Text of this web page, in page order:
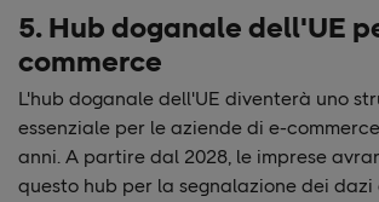
5. Hub doganale dell'UE
commerce
L'hub doganale dell'UE diventerà uno
essenziale per le aziende di e-
anni. A partire dal 2028, le imprese
questo hub per la segnalazione dei